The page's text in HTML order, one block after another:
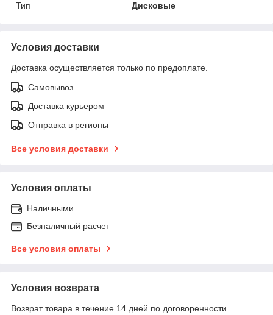
Тип
Дисковые
Условия доставки
Доставка осуществляется только по предоплате.
Самовывоз
Доставка курьером
Отправка в регионы
Все условия доставки
Условия оплаты
Наличными
Безналичный расчет
Все условия оплаты
Условия возврата
Возврат товара в течение 14 дней по договоренности